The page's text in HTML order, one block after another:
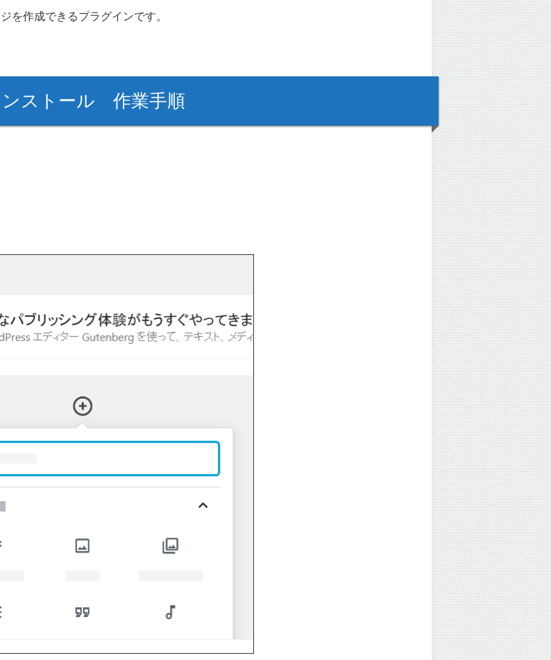
を作成できるプラグインです。
ンストール 作業手順